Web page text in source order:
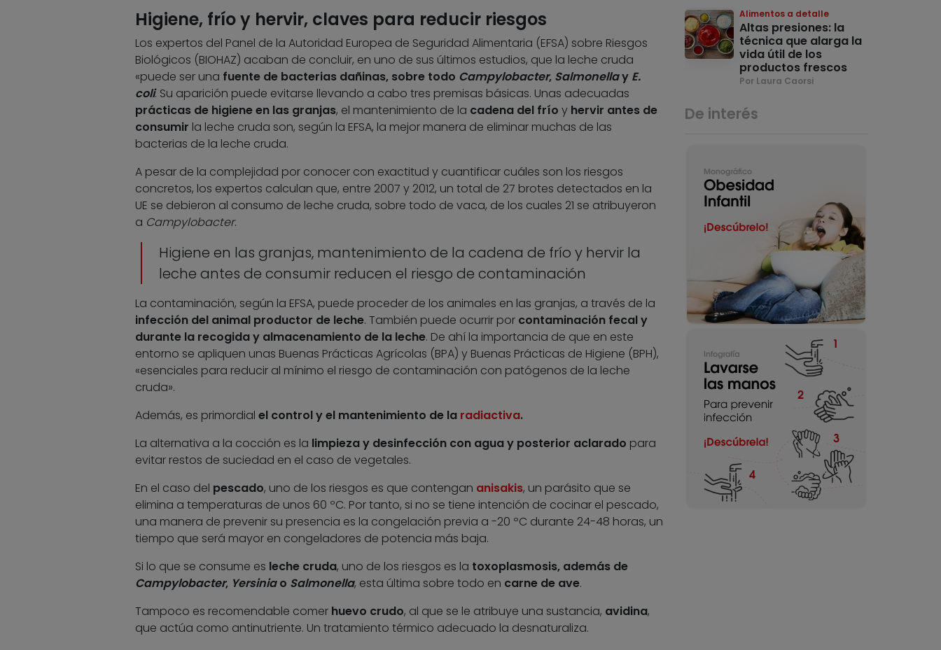
Higiene, frío y hervir, claves para reducir riesgos
Los expertos del Panel de la Autoridad Europea de Seguridad Alimentaria (EFSA) sobre Riesgos
Biológicos (BIOHAZ) acaban de concluir, en uno de sus últimos estudios, que la leche cruda
«puede ser una fuente de bacterias dañinas, sobre todo Campylobacter, Salmonellay E.
coli. Su aparición puede evitarse llevando a cabo tres premisas básicas. Unas adecuadas
prácticas de higiene en las granjas, el mantenimiento de la cadena del frío y hervir antes de
consumir la leche cruda son, según la EFSA, la mejor manera de eliminar muchas de las
bacterias de la leche cruda.
A pesar de la complejidad por conocer con exactitud y cuantificar cuáles son los riesgos
concretos, los expertos calculan que, entre 2007 y 2012, un total de 27 brotes detectados en la
UE se debieron al consumo de leche cruda, sobre todo de vaca, de los cuales 21 se atribuyeron
a Campylobacter.
Higiene en las granjas, mantenimiento de la cadena de frío y hervir la
leche antes de consumir reducen el riesgo de contaminación
La contaminación, según la EFSA, puede proceder de los animales en las granjas, a través de la
infección del animal productor de leche. También puede ocurrir por contaminación fecal y
durante la recogida y almacenamiento de la leche. De ahí la importancia de que en este
entorno se apliquen unas Buenas Prácticas Agrícolas (BPA) y Buenas Prácticas de Higiene (BPH),
«esenciales para reducir al mínimo el riesgo de contaminación con patógenos de la leche
cruda».
Además, es primordial el control y el mantenimiento de la radiactiva.
La alternativa a la cocción es la limpieza y desinfección con agua y posterior aclarado para
evitar restos de suciedad en el caso de vegetales.
En el caso del pescado, uno de los riesgos es que contengan anisakis, un parásito que se
elimina a temperaturas de unos 60 ºC. Por tanto, si no se tiene intención de cocinar el pescado,
una manera de prevenir su presencia es la congelación previa a -20 ºC durante 24-48 horas, un
tiempo que será mayor en congeladores de potencia más baja.
Si lo que se consume es leche cruda, uno de los riesgos es la toxoplasmosis, además de
Campylobacter, Yersiniao Salmonella, esta última sobre todo en carne de ave.
Tampoco es recomendable comer huevo crudo, al que se le atribuye una sustancia, avidina,
que actúa como antinutriente. Un tratamiento térmico adecuado la desnaturaliza.
Alimentos a detalle
Altas presiones: la
técnica que alarga la
vida útil de los
productos frescos
Por Laura Caorsi
De interés